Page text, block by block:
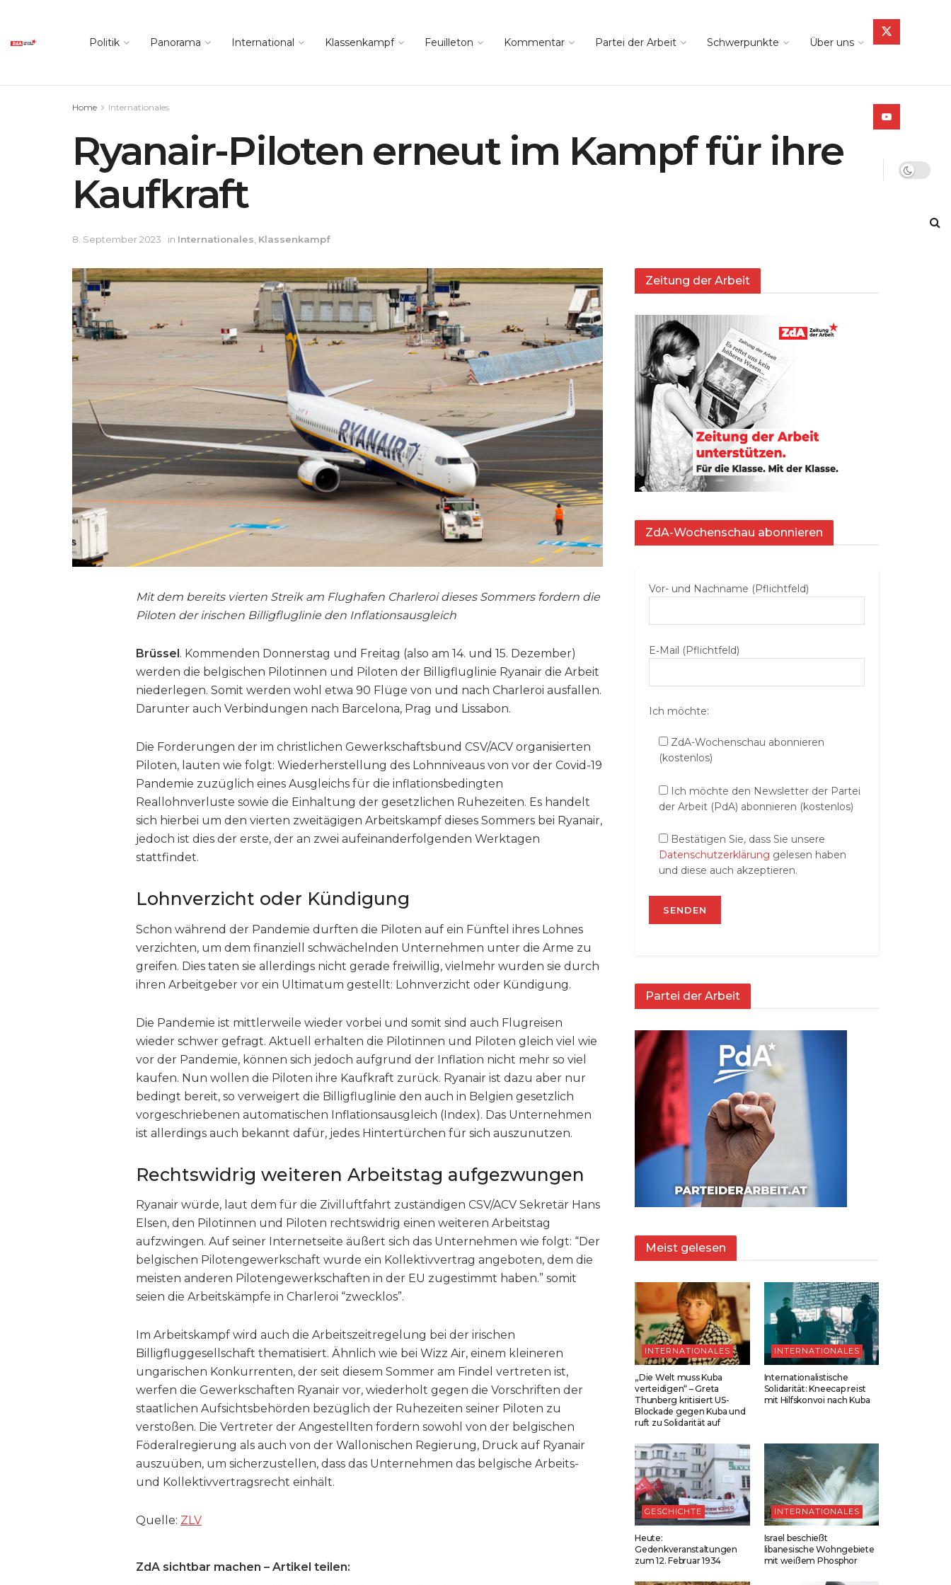
Politik Panorama International Klassenkampf Feuilleton Kommentar Partei der Arbeit Schwerpunkte Über uns
Home Internationales
Ryanair-Piloten erneut im Kampf für ihre
Kaufkraft
8. September 2023 in Internationales, Klassenkampf
Mit dem bereits vierten Streik am Flughafen Charleroi dieses Sommers fordern die
Piloten der irischen Billigfluglinie den Inflationsausgleich
Brüssel. Kommenden Donnerstag und Freitag (also am 14. und 15. Dezember)
werden die belgischen Pilotinnen und Piloten der Billigfluglinie Ryanair die Arbeit
niederlegen. Somit werden wohl etwa 90 Flüge von und nach Charleroi ausfallen.
Darunter auch Verbindungen nach Barcelona, Prag und Lissabon.
Die Forderungen der im christlichen Gewerkschaftsbund CSV/ACV organisierten
Piloten, lauten wie folgt: Wiederherstellung des Lohnniveaus von vor der Covid-19
Pandemie zuzüglich eines Ausgleichs für die inflationsbedingten
Reallohnverluste sowie die Einhaltung der gesetzlichen Ruhezeiten. Es handelt
sich hierbei um den vierten zweitägigen Arbeitskampf dieses Sommers bei Ryanair,
jedoch ist dies der erste, der an zwei aufeinanderfolgenden Werktagen
stattfindet.
Lohnverzicht oder Kündigung
Schon während der Pandemie durften die Piloten auf ein Fünftel ihres Lohnes
verzichten, um dem finanziell schwächelnden Unternehmen unter die Arme zu
greifen. Dies taten sie allerdings nicht gerade freiwillig, vielmehr wurden sie durch
ihren Arbeitgeber vor ein Ultimatum gestellt: Lohnverzicht oder Kündigung.
Die Pandemie ist mittlerweile wieder vorbei und somit sind auch Flugreisen
wieder schwer gefragt. Aktuell erhalten die Pilotinnen und Piloten gleich viel wie
vor der Pandemie, können sich jedoch aufgrund der Inflation nicht mehr so viel
kaufen. Nun wollen die Piloten ihre Kaufkraft zurück. Ryanair ist dazu aber nur
bedingt bereit, so verweigert die Billigfluglinie den auch in Belgien gesetzlich
vorgeschriebenen automatischen Inflationsausgleich (Index). Das Unternehmen
ist allerdings auch bekannt dafür, jedes Hintertürchen für sich auszunutzen.
Rechtswidrig weiteren Arbeitstag aufgezwungen
Ryanair würde, laut dem für die Zivilluftfahrt zuständigen CSV/ACV Sekretär Hans
Elsen, den Pilotinnen und Piloten rechtswidrig einen weiteren Arbeitstag
aufzwingen. Auf seiner Internetseite äußert sich das Unternehmen wie folgt: “Der
belgischen Pilotengewerkschaft wurde ein Kollektivvertrag angeboten, dem die
meisten anderen Pilotengewerkschaften in der EU zugestimmt haben.” somit
seien die Arbeitskämpfe in Charleroi “zwecklos”.
Im Arbeitskampf wird auch die Arbeitszeitregelung bei der irischen
Billigfluggesellschaft thematisiert. Ähnlich wie bei Wizz Air, einem kleineren
ungarischen Konkurrenten, der seit diesem Sommer am Findel vertreten ist,
werfen die Gewerkschaften Ryanair vor, wiederholt gegen die Vorschriften der
staatlichen Aufsichtsbehörden bezüglich der Ruhezeiten seiner Piloten zu
verstoßen. Die Vertreter der Angestellten fordern sowohl von der belgischen
Föderalregierung als auch von der Wallonischen Regierung, Druck auf Ryanair
auszuüben, um sicherzustellen, dass das Unternehmen das belgische Arbeits-
und Kollektivvertragsrecht einhält.
Quelle: ZLV
ZdA sichtbar machen – Artikel teilen:
Zeitung der Arbeit
ZdA-Wochenschau abonnieren
Vor- und Nachname (Pflichtfeld)
E‑Mail (Pflichtfeld)
Ich möchte:
ZdA-Wochenschau abonnieren
(kostenlos)
Ich möchte den Newsletter der Partei
der Arbeit (PdA) abonnieren (kostenlos)
Bestätigen Sie, dass Sie unsere
Datenschutzerklärung gelesen haben
und diese auch akzeptieren.
Partei der Arbeit
Meist gelesen
INTERNATIONALES
„Die Welt muss Kuba
verteidigen“ – Greta
Thunberg kritisiert US-
Blockade gegen Kuba und
ruft zu Solidarität auf
INTERNATIONALES
Internationalistische
Solidarität: Kneecap reist
mit Hilfskonvoi nach Kuba
GESCHICHTE
Heute:
Gedenkveranstaltungen
zum 12. Februar 1934
INTERNATIONALES
Israel beschießt
libanesische Wohngebiete
mit weißem Phosphor